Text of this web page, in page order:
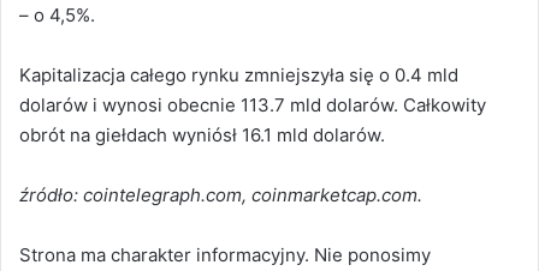
– o 4,5%.
Kapitalizacja całego rynku zmniejszyła się o 0.4 mld
dolarów i wynosi obecnie 113.7 mld dolarów. Całkowity
obrót na giełdach wyniósł 16.1 mld dolarów.
źródło: cointelegraph.com, coinmarketcap.com.
Strona ma charakter informacyjny. Nie ponosimy